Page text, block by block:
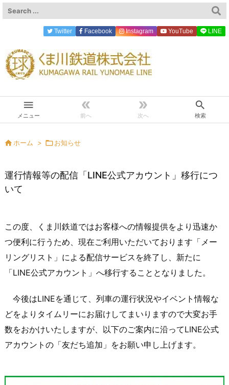

メニュー

前へ

次へ

検索
Twitter Facebook Instagram YouTube LINE
 ホーム > お知らせ
運行情報等の配信「LINE公式アカウント」移行につ
いて
この度、くま川鉄道ではお客様への情報提供をより迅速か
つ便利に行うため、現在ご利用いただいております「メー
リングリスト」による配信サービスを終了し、新たに
「LINE公式アカウント」へ移行することとなりました。
今後はLINEを通じて、列車の運行状況やイベント情報な
どをよりタイムリーにお届けしてまいりますので大変お手
数をおかけいたしますが、以下のご案内に沿ってLINE公式
アカウントの「友だち追加」をお願い申し上げます。